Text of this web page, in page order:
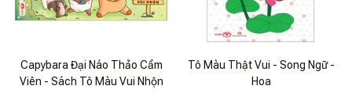
Capybara Đại Náo Thảo Cầm
Viên - Sách Tô Màu Vui Nhộn
Tô Màu Thật Vui - Song Ngữ -
Hoa